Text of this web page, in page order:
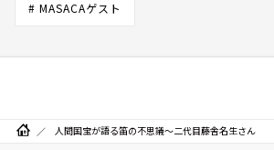
# MASACAゲスト
人間国宝が語る笛の不思議～二代目藤舎名生さん